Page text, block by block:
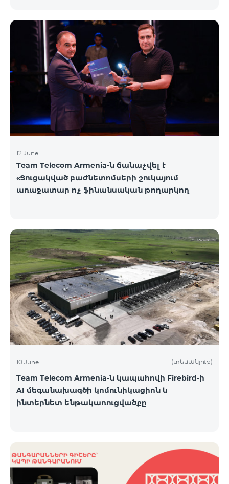
12 June
Team Telecom Armenia-ն ճանաչվել է
«Ցուցակված բաժնետոմսերի շուկայում
առաջատար ոչ ֆինանսական թողարկող
10 June (տեսանյութ)
Team Telecom Armenia-ն կապահովի Firebird-ի
AI մեգանախագծի կոմունիկացիոն և
ինտերնետ ենթակառուցվածքը